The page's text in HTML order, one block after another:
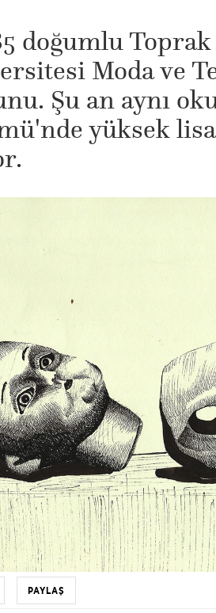
doğumlu
Moda ve
Şu an aynı
yüksek
PAYLAŞ